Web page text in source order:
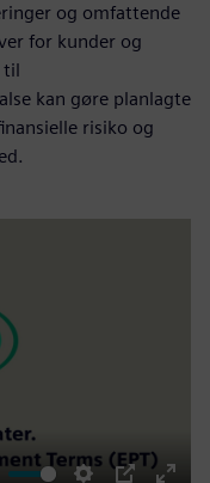
og omfattende
for kunder og
til
kan gøre planlagte
risiko og